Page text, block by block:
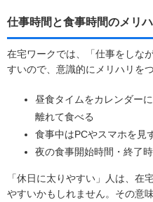
仕事時間と食事時間のメリ
在宅ワークでは、「仕事をしな
すいので、意識的にメリハリを
昼食タイムをカレンダー
離れて食べる
食事中はPCやスマホを見
夜の食事開始時間・終了
「休日に太りやすい」人は、在
やすいかもしれません。その意